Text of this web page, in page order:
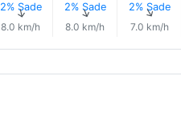
2% Sade
↑
8.0 km/h
2% Sade
↑
8.0 km/h
2% Sade
↑
7.0 km/h